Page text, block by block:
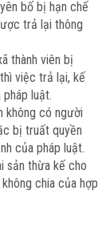
bố bị hạn chế
trả lại thông
thành viên bị
việc trả lại, kế
luật.
không có người
bị truất quyền
của pháp luật.
sản thừa kế cho
chia của hợp